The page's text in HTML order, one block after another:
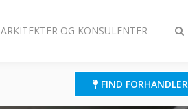
Slå
ARKITEKTER OG KONSULENTER
FIND FORHANDLER